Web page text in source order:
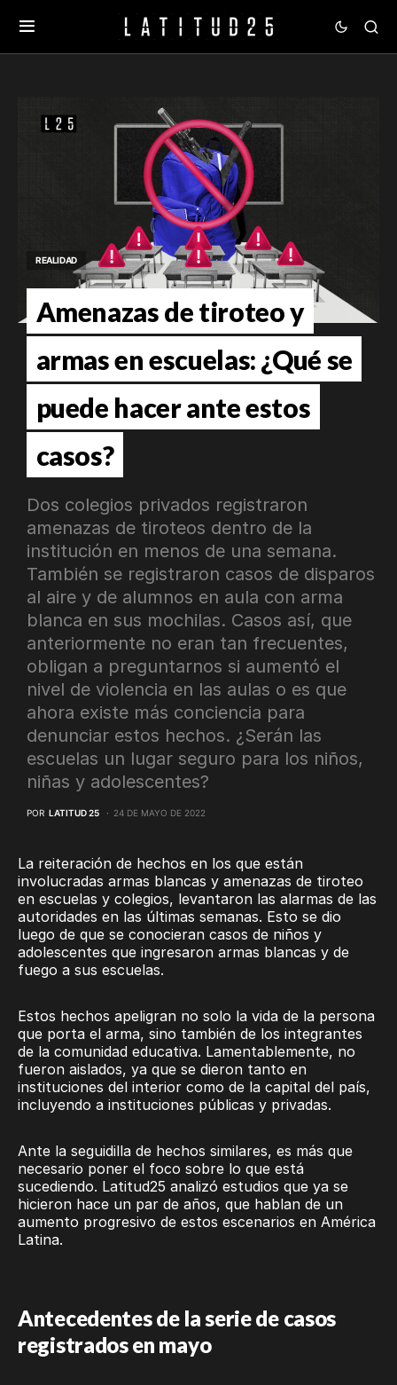
REALIDAD
Amenazas de tiroteo y
armas en escuelas: ¿Qué se
puede hacer ante estos
casos?
Dos colegios privados registraron
amenazas de tiroteos dentro de la
institución en menos de una semana.
También se registraron casos de disparos
al aire y de alumnos en aula con arma
blanca en sus mochilas. Casos así, que
anteriormente no eran tan frecuentes,
obligan a preguntarnos si aumentó el
nivel de violencia en las aulas o es que
ahora existe más conciencia para
denunciar estos hechos. ¿Serán las
escuelas un lugar seguro para los niños,
niñas y adolescentes?
POR LATITUD 25 24 DE MAYO DE 2022
La reiteración de hechos en los que están
involucradas armas blancas y amenazas de tiroteo
en escuelas y colegios, levantaron las alarmas de las
autoridades en las últimas semanas. Esto se dio
luego de que se conocieran casos de niños y
adolescentes que ingresaron armas blancas y de
fuego a sus escuelas.
Estos hechos apeligran no solo la vida de la persona
que porta el arma, sino también de los integrantes
de la comunidad educativa. Lamentablemente, no
fueron aislados, ya que se dieron tanto en
instituciones del interior como de la capital del país,
incluyendo a instituciones públicas y privadas.
Ante la seguidilla de hechos similares, es más que
necesario poner el foco sobre lo que está
sucediendo. Latitud25 analizó estudios que ya se
hicieron hace un par de años, que hablan de un
aumento progresivo de estos escenarios en América
Latina.
Antecedentes de la serie de casos
registrados en mayo